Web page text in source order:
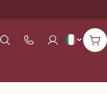
Mostra
di
L
n
Italiano